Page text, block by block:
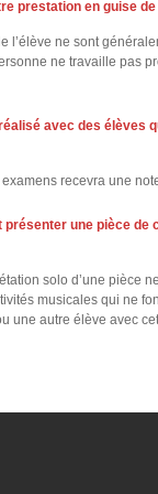
prestation en guise
l’élève ne sont
ne travaille pas
avec des élèves
recevra une
une pièce
solo d’une pièce
musicales qui ne
une autre élève avec